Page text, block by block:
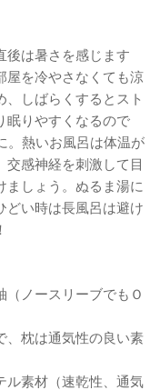
後は暑さを感じます
屋を冷やさなくても涼
、しばらくするとスト
眠りやすくなるので
。熱いお風呂は体温が
感神経を刺激して目
ましょう。ぬるま湯に
どい時は長風呂は避け
（ノースリーブでもＯ
、枕は通気性の良い素
ル素材（速乾性、通気